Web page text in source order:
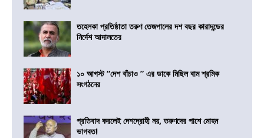
তহেলকা প্রতিষ্ঠাতা তরুণ তেজপালের দশ বছর কারাদন্ডের
নির্দেশ আদালতের
১০ আগস্ট “দেশ বাঁচাও ” এর ডাকে মিছিল বাম শ্রমিক
সংগঠনের
প্রতিবাদ করলেই দেশদ্রোহী নয়, তরুণদের পাশে মোহন
ভাগবত!